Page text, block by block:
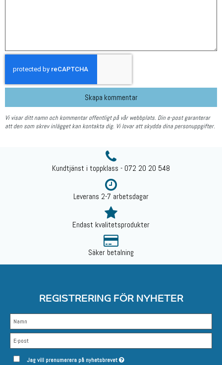
Skapa kommentar
Vi visar ditt namn och kommentar offentligt på vår webbplats. Din e-post garanterar
att den som skrev inlägget kan kontakta dig. Vi lovar att skydda dina personuppgifter.
Kundtjänst i toppklass - 072 20 20 548
Leverans 2-7 arbetsdagar
Endast kvalitetsprodukter
Säker betalning
REGISTRERING FÖR NYHETER
Jag vill prenumerera på nyhetsbrevet